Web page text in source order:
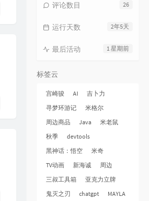
26
评论数目
2年5天
运行天数
1 星期前
最后活动
标签云
宫崎骏 AI
吉卜力
寻梦环游记
米格尔
周边商品
Java
米老鼠
秋季
devtools
黑神话：悟空
米奇
TV动画
新海诚
周边
三叔工具箱
亚克力立牌
鬼灭之刃
chatgpt MAYLA